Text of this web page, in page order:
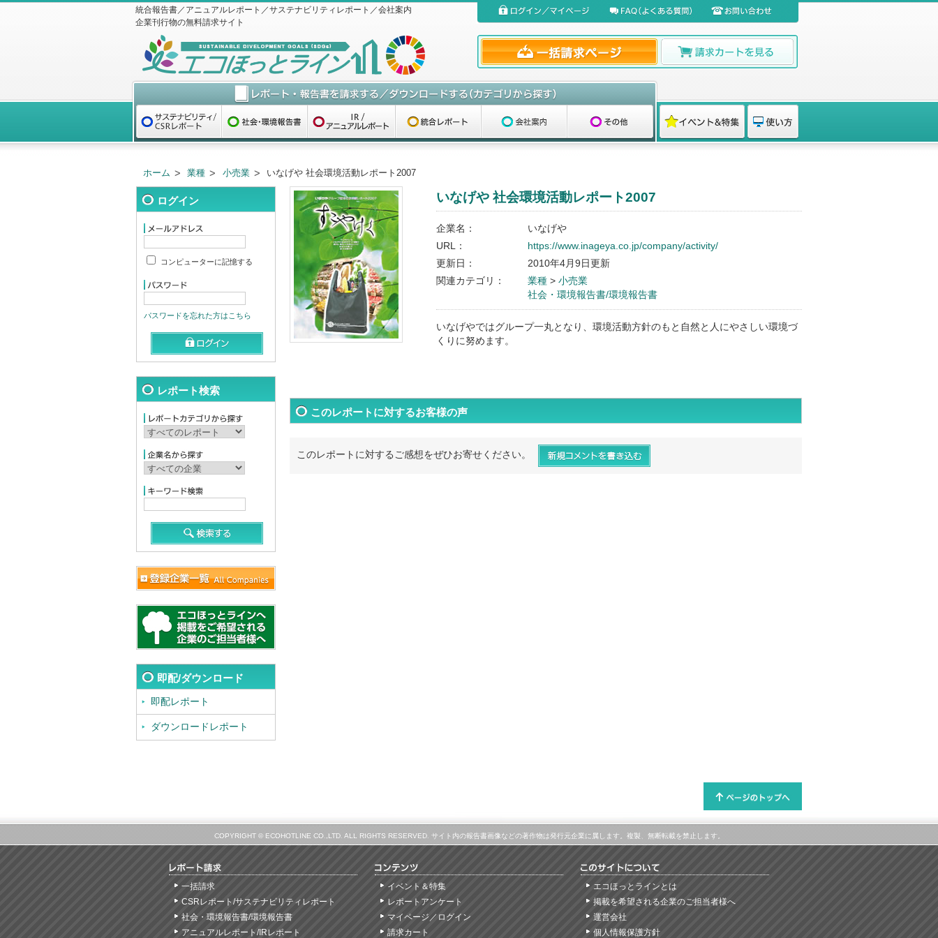
統合報告書／アニュアルレポート／サステナビリティレポート／会社案内
企業刊行物の無料請求サイト
ホーム 業種 小売業 いなげや 社会環境活動レポート2007
ログイン
コンピューターに記憶する
パスワードを忘れた方はこちら
レポート検索
即配/ダウンロード
即配レポート
ダウンロードレポート
いなげや 社会環境活動レポート2007
企業名：
いなげや
URL：
https://www.inageya.co.jp/company/activity/
更新日：
2010年4月9日更新
関連カテゴリ：
業種> 小売業
社会・環境報告書/環境報告書
いなげやではグループ一丸となり、環境活動方針のもと自然と人にやさしい環境づ
くりに努めます。
このレポートに対するお客様の声
このレポートに対するご感想をぜひお寄せください。
COPYRIGHT © ECOHOTLINE CO.,LTD. ALL RIGHTS RESERVED. サイト内の報告書画像などの著作物は発行元企業に属します。複製、無断転載を禁止します。
一括請求
CSRレポート/サステナビリティレポート
社会・環境報告書/環境報告書
アニュアルレポート/IRレポート
イベント＆特集
レポートアンケート
マイページ／ログイン
請求カート
エコほっとラインとは
掲載を希望される企業のご担当者様へ
運営会社
個人情報保護方針